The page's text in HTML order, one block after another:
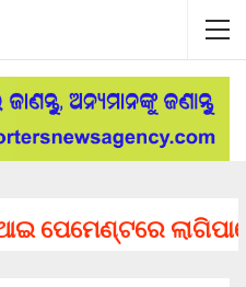
ଲାଗିପାରେ